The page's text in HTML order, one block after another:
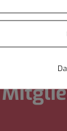
die
unter dem
den